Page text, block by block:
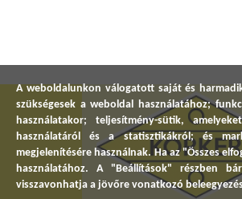
A weboldalunkon válogatott saját és
szükségesek a weboldal használatához;
használatakor; teljesítmény-sütik,
használatáról és a statisztikákról; és
megjelenítésére használnak. Ha az "Összes
használatához. A "Beállítások" részben
visszavonhatja a jövőre vonatkozó